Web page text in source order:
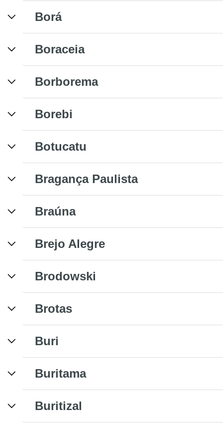
Borá
Boraceia
Borborema
Borebi
Botucatu
Bragança Paulista
Braúna
Brejo Alegre
Brodowski
Brotas
Buri
Buritama
Buritizal